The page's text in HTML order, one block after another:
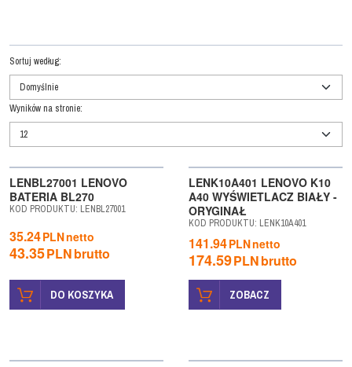
Sortuj według:
Wyników na stronie:
LENBL27001 LENOVO
BATERIA BL270
KOD PRODUKTU: LENBL27001
35.24PLNnetto
43.35PLNbrutto
DO KOSZYKA
LENK10A401 LENOVO K10
A40 WYŚWIETLACZ BIAŁY -
ORYGINAŁ
KOD PRODUKTU: LENK10A401
141.94PLNnetto
174.59PLNbrutto
ZOBACZ